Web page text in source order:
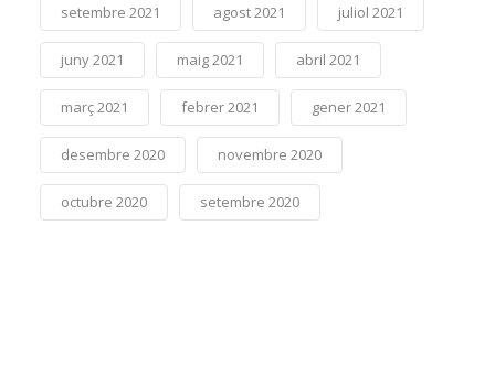
setembre 2021 agost 2021 juliol 2021
juny 2021 maig 2021 abril 2021
març 2021 febrer 2021 gener 2021
desembre 2020 novembre 2020
octubre 2020 setembre 2020